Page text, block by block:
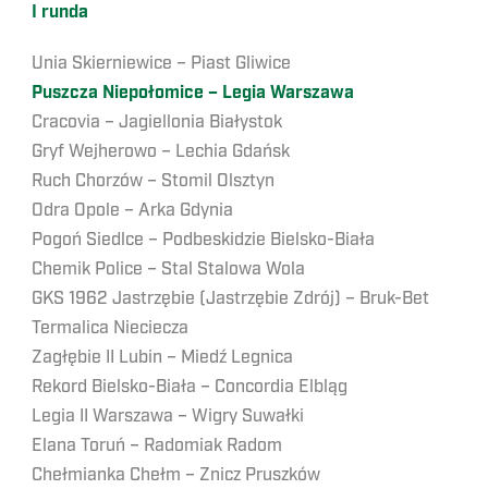
I runda
Unia Skierniewice – Piast Gliwice
Puszcza Niepołomice – Legia Warszawa
Cracovia – Jagiellonia Białystok
Gryf Wejherowo – Lechia Gdańsk
Ruch Chorzów – Stomil Olsztyn
Odra Opole – Arka Gdynia
Pogoń Siedlce – Podbeskidzie Bielsko-Biała
Chemik Police – Stal Stalowa Wola
GKS 1962 Jastrzębie (Jastrzębie Zdrój) – Bruk-Bet
Termalica Nieciecza
Zagłębie II Lubin – Miedź Legnica
Rekord Bielsko-Biała – Concordia Elbląg
Legia II Warszawa – Wigry Suwałki
Elana Toruń – Radomiak Radom
Chełmianka Chełm – Znicz Pruszków